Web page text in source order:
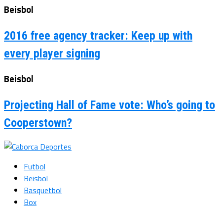
Beisbol
2016 free agency tracker: Keep up with
every player signing
Beisbol
Projecting Hall of Fame vote: Who’s going to
Cooperstown?
Futbol
Beisbol
Basquetbol
Box